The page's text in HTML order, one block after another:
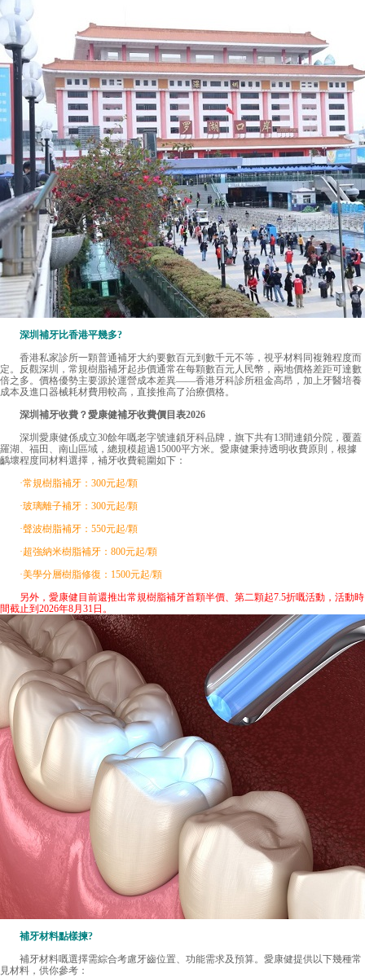
深圳補牙比香港平幾多?
香港私家診所一顆普通補牙大約要數百元到數千元不等，視乎材料同複雜程度而
定。反觀深圳，常規樹脂補牙起步價通常在每顆數百元人民幣，兩地價格差距可達數
倍之多。價格優勢主要源於運營成本差異——香港牙科診所租金高昂，加上牙醫培養
成本及進口器械耗材費用較高，直接推高了治療價格。
深圳補牙收費 ？愛康健補牙收費價目表2026
深圳愛康健係成立30餘年嘅老字號連鎖牙科品牌，旗下共有13間連鎖分院，覆蓋
羅湖、福田、南山區域，總規模超過15000平方米。愛康健秉持透明收費原則，根據
齲壞程度同材料選擇，補牙收費範圍如下：
·常規樹脂補牙：300元起/顆
·玻璃離子補牙：300元起/顆
·聲波樹脂補牙：550元起/顆
·超強納米樹脂補牙：800元起/顆
·美學分層樹脂修復：1500元起/顆
另外，愛康健目前還推出常規樹脂補牙首顆半價、第二顆起7.5折嘅活動，活動時
間截止到2026年8月31日。
補牙材料點樣揀?
補牙材料嘅選擇需綜合考慮牙齒位置、功能需求及預算。愛康健提供以下幾種常
見材料，供你參考：